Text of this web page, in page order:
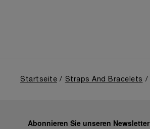
Startseite Straps And Bracelets
Abonnieren Sie unseren Newsletter